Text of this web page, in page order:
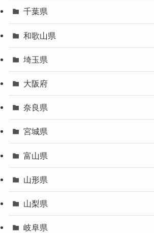
千葉県
和歌山県
埼玉県
大阪府
奈良県
宮城県
富山県
山形県
山梨県
岐阜県